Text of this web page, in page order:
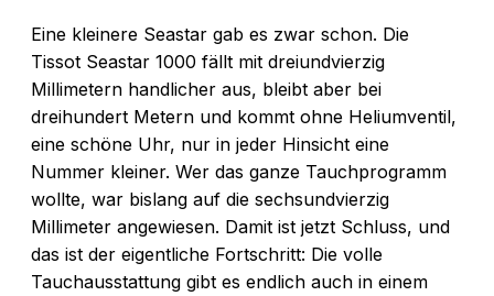
Eine kleinere Seastar gab es zwar schon. Die
Tissot Seastar 1000 fällt mit dreiundvierzig
Millimetern handlicher aus, bleibt aber bei
dreihundert Metern und kommt ohne Heliumventil,
eine schöne Uhr, nur in jeder Hinsicht eine
Nummer kleiner. Wer das ganze Tauchprogramm
wollte, war bislang auf die sechsundvierzig
Millimeter angewiesen. Damit ist jetzt Schluss, und
das ist der eigentliche Fortschritt: Die volle
Tauchausstattung gibt es endlich auch in einem